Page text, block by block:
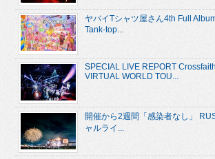
ヤバイTシャツ屋さん4th Full
Tank-top...
SPECIAL LIVE REPORT
VIRTUAL WORLD TOU...
開催から2週間「感染者なし」
ャルライ...